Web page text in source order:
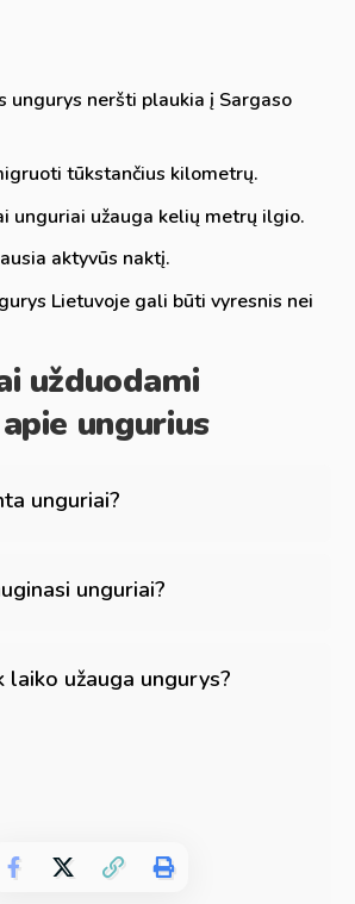
ungurys neršti plaukia į Sargaso
tūkstančius kilometrų.
unguriai užauga kelių metrų ilgio.
aktyvūs naktį.
Lietuvoje gali būti vyresnis nei
užduodami
ungurius
unguriai?
unguriai?
laiko užauga ungurys?